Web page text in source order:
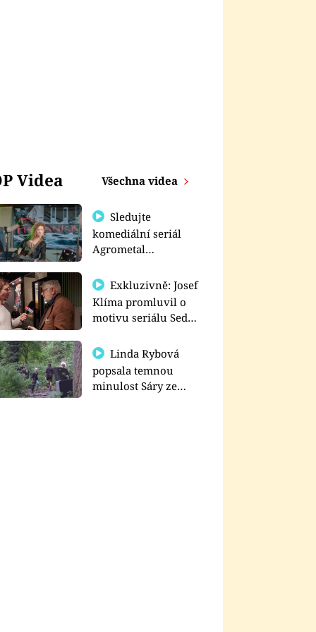
Videa Všechna videa
Sledujte
komediální seriál
Agrometal
prima+
Exkluzivně: Josef
Klíma promluvil o
motivu seriálu Sedm
Linda Rybová
popsala temnou
minulost Sáry ze